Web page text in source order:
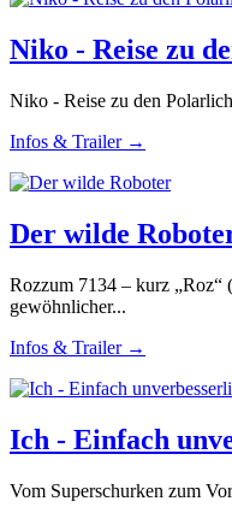
Niko - Reise zu
Niko - Reise zu den
Infos & Trailer →
Der wilde
Rozzum 7134 – kurz „Roz“
gewöhnlicher...
Infos & Trailer →
Ich - Einfach
Vom Superschurken zum